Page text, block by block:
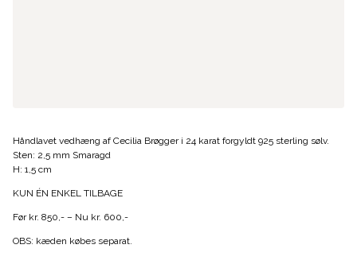
Håndlavet vedhæng af Cecilia Brøgger i 24 karat forgyldt 925 sterling sølv.
Sten: 2,5 mm Smaragd
H: 1,5 cm
KUN ÉN ENKEL TILBAGE
Før kr. 850,- – Nu kr. 600,-
OBS: kæden købes separat.